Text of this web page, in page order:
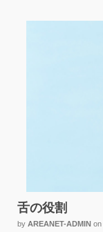
舌の役割
by AREANET-ADMIN on